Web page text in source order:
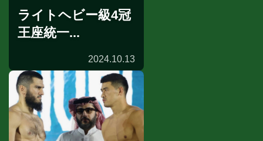
ライトヘビー級4冠
王座統一...
2024.10.13